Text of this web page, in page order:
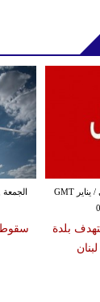
سقوط
الأربعاء ,28 كانون الثاني / يناير GMT
بلدة